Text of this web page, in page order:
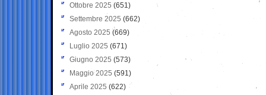
Ottobre 2025 (651)
Settembre 2025 (662)
Agosto 2025 (669)
Luglio 2025 (671)
Giugno 2025 (573)
Maggio 2025 (591)
Aprile 2025 (622)